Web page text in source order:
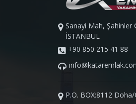
Sanayi Mah, Şahinler
İSTANBUL
+90 850 215 41 88
P.O. BOX:8112